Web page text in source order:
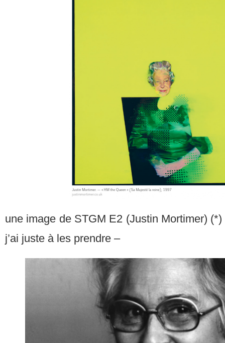
une image de STGM E2 (Justin Mortimer)
j’ai juste à les prendre –